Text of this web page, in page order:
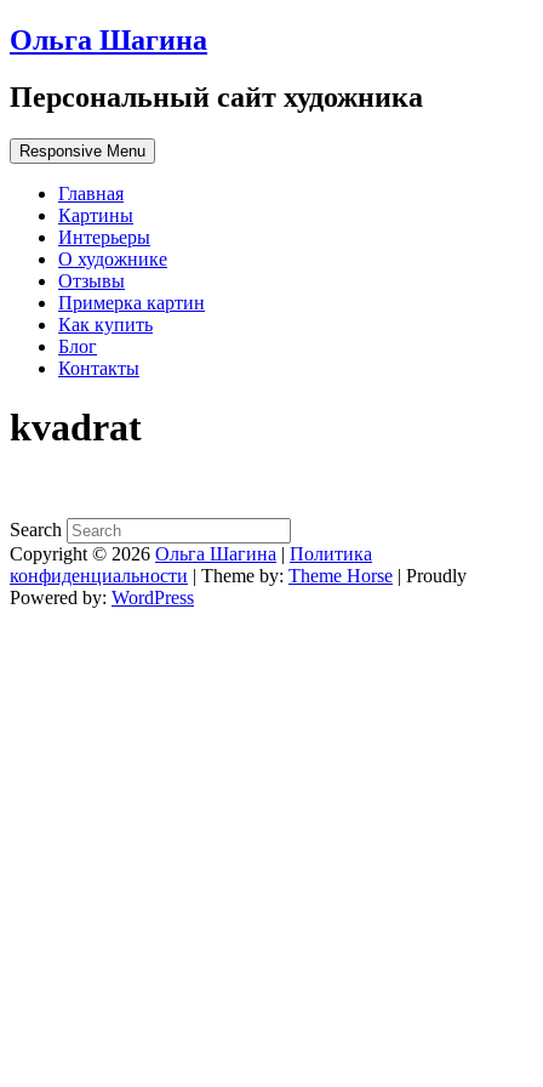
Ольга Шагина
Персональный сайт художника
Responsive Menu
Главная
Картины
Интерьеры
О художнике
Отзывы
Примерка картин
Как купить
Блог
Контакты
kvadrat
Search
Copyright © 2026 Ольга Шагина | Политика
конфиденциальности | Theme by: Theme Horse | Proudly
Powered by: WordPress